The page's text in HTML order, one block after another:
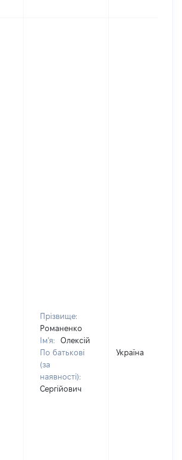
Прізвище:
Романенко
Ім'я:
Олексій
По батькові
(за
наявності):
Сергійович
Україна